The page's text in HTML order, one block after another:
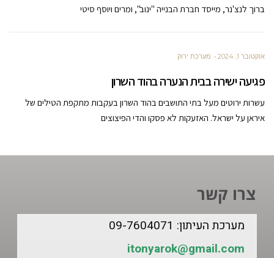
ברוך לנצ'נר, מייסד חברת הבנייה "ינוב", ומרים ויוסף סיטי
אוקטובר 1, 2024 מערכת ירוק
פגיעה ישירה בבית הנערה בהוד השרון
עשרות ירוטים מעל בתי התושבים בהוד השרון בעקבות מתקפת הטילים של
איראן על ישראל. האזעקות לא פסקו והדי הפיצוצים
צרו קשר
מערכת העיתון: 09-7604071
itonyarok@gmail.com